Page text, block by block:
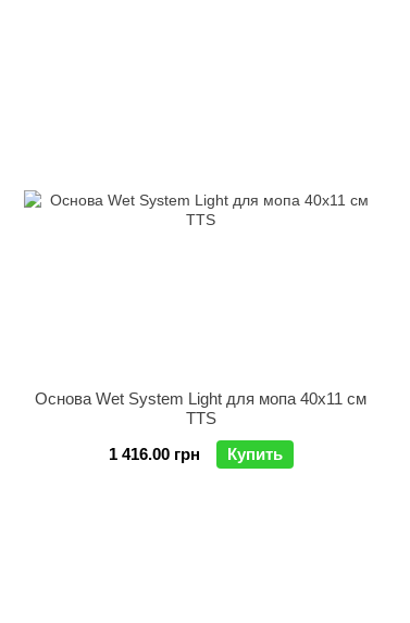
Основа Wet System Light для мопа 40х11 см
TTS
1 416.00 грн
Купить